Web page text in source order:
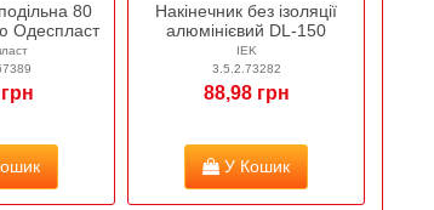
80
Одеспласт
Накінечник без ізоляції
алюмінієвий DL-150
IEK
3.5.2.73282
88,98 грн
У Кошик